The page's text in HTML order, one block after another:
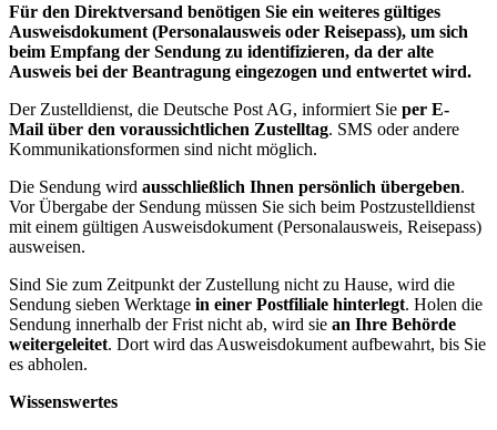
Für den Direktversand benötigen Sie ein weiteres gültiges
Ausweisdokument (Personalausweis oder Reisepass), um sich
beim Empfang der Sendung zu identifizieren, da der alte
Ausweis bei der Beantragung eingezogen und entwertet wird.
Der Zustelldienst, die Deutsche Post AG, informiert Sie per E-
Mail über den voraussichtlichen Zustelltag. SMS oder andere
Kommunikationsformen sind nicht möglich.
Die Sendung wird ausschließlich Ihnen persönlich übergeben.
Vor Übergabe der Sendung müssen Sie sich beim Postzustelldienst
mit einem gültigen Ausweisdokument (Personalausweis, Reisepass)
ausweisen.
Sind Sie zum Zeitpunkt der Zustellung nicht zu Hause, wird die
Sendung sieben Werktage in einer Postfiliale hinterlegt. Holen die
Sendung innerhalb der Frist nicht ab, wird sie an Ihre Behörde
weitergeleitet. Dort wird das Ausweisdokument aufbewahrt, bis Sie
es abholen.
Wissenswertes